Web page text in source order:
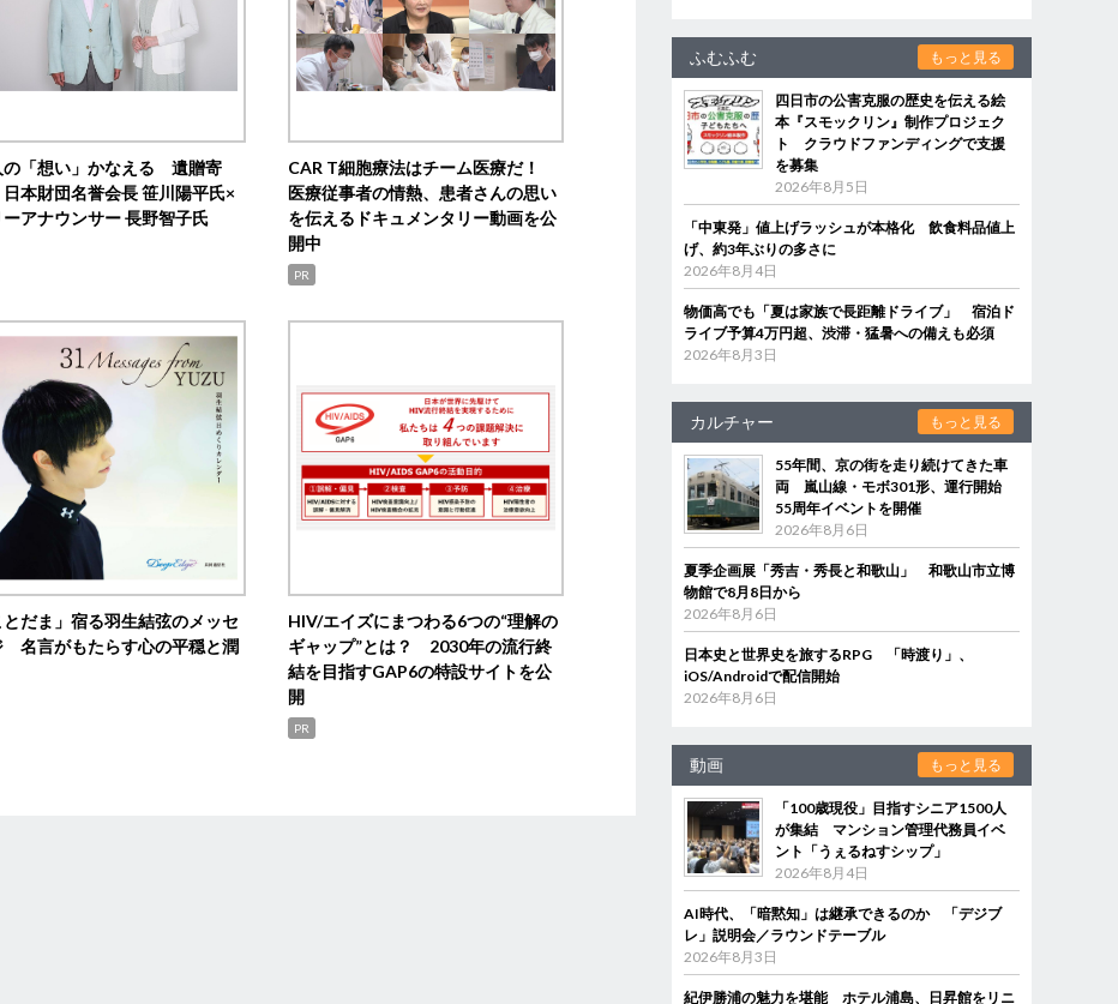
の「想い」かなえる 遺贈寄
本財団名誉会長 笹川陽平氏×
ーアナウンサー 長野智子氏
CAR T細胞療法はチーム医療だ！
医療従事者の情熱、患者さんの思い
を伝えるドキュメンタリー動画を公
開中
PR
とだま」宿る羽生結弦のメッセ
名言がもたらす心の平穏と潤
HIV/エイズにまつわる6つの“理解の
ギャップ”とは？ 2030年の流行終
結を目指すGAP6の特設サイトを公
開
PR
ふむふむ もっと見る
四日市の公害克服の歴史を伝える絵
本『スモックリン』制作プロジェク
ト クラウドファンディングで支援
を募集
2026年8月5日
「中東発」値上げラッシュが本格化 飲食料品値上
げ、約3年ぶりの多さに
2026年8月4日
物価高でも「夏は家族で長距離ドライブ」 宿泊ド
ライブ予算4万円超、渋滞・猛暑への備えも必須
2026年8月3日
カルチャー もっと見る
55年間、京の街を走り続けてきた車
両 嵐山線・モボ301形、運行開始
55周年イベントを開催
2026年8月6日
夏季企画展「秀吉・秀長と和歌山」 和歌山市立博
物館で8月8日から
2026年8月6日
日本史と世界史を旅するRPG 「時渡り」、
iOS/Androidで配信開始
2026年8月6日
動画 もっと見る
「100歳現役」目指すシニア1500人
が集結 マンション管理代務員イベ
ント「うぇるねすシップ」
2026年8月4日
AI時代、「暗黙知」は継承できるのか 「デジブ
レ」説明会／ラウンドテーブル
2026年8月3日
紀伊勝浦の魅力を堪能 ホテル浦島、日昇館をリニ